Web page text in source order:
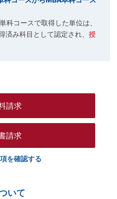
科コースで取得した単位は、
済み科目として認定され、 授
請求
請求
を確認する
いて